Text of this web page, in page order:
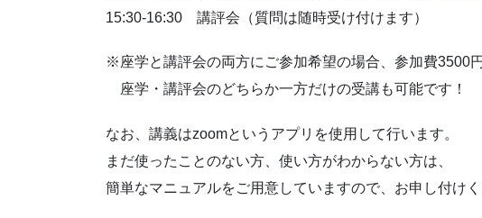
15:30-16:30 講評会（質問は随時受け付けます）
※座学と講評会の両方にご参加希望の場合、参加費3500円
座学・講評会のどちらか一方だけの受講も可能です！
なお、講義はzoomというアプリを使用して行います。
まだ使ったことのない方、使い方がわからない方は、
簡単なマニュアルをご用意していますので、お申し付け